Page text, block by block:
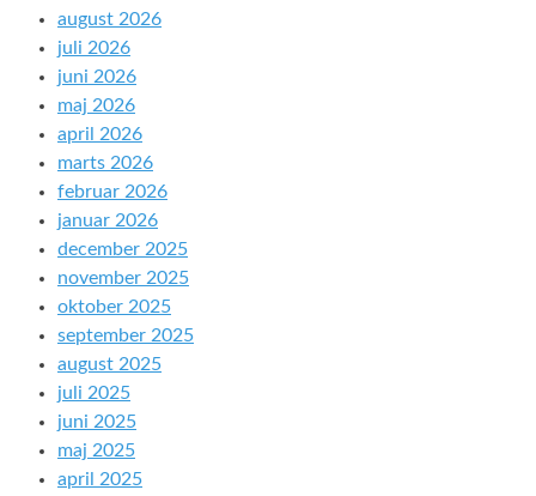
august 2026
juli 2026
juni 2026
maj 2026
april 2026
marts 2026
februar 2026
januar 2026
december 2025
november 2025
oktober 2025
september 2025
august 2025
juli 2025
juni 2025
maj 2025
april 2025